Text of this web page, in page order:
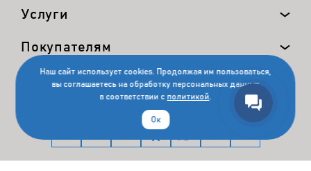
Услуги
Покупателям
Компания
Наш сайт использует cookies. Продолжая им пользоваться,
вы соглашаетесь на обработку персональных данных
в соответствии с политикой.
Ок